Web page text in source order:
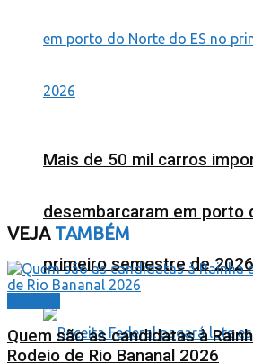
Mais de 50 mil carros
desembarcaram em porto
primeiro semestre de 2026
VEJATAMBÉM
Quem são as candidatas à
Rodeio de Rio Bananal 2026